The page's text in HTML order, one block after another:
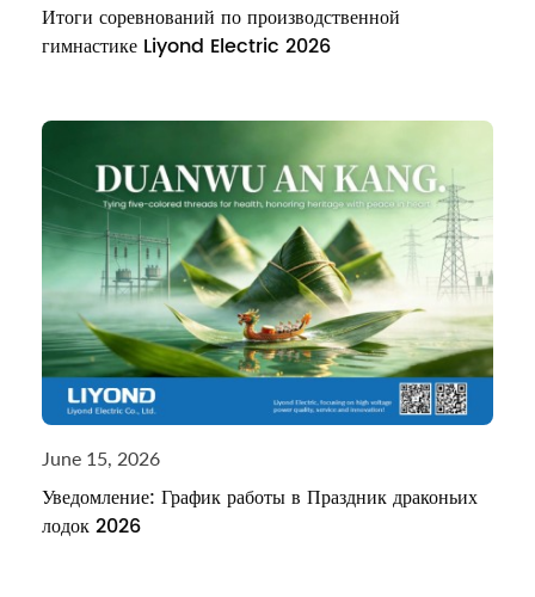
Итоги соревнований по производственной
гимнастике Liyond Electric 2026
June 15, 2026
Уведомление: График работы в Праздник драконьих
лодок 2026